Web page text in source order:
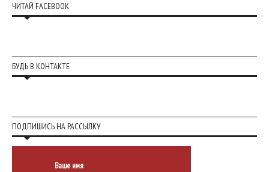
ЧИТАЙ FACEBOOK
БУДЬ В КОНТАКТЕ
ПОДПИШИСЬ НА РАССЫЛКУ
Ваше имя